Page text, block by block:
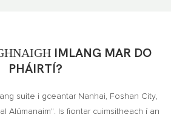
IMLANG MAR DO
PHÁIRTÍ?
suite i gceantar Nanhai, Foshan City,
Alúmanaim". Is fiontar cuimsitheach í an